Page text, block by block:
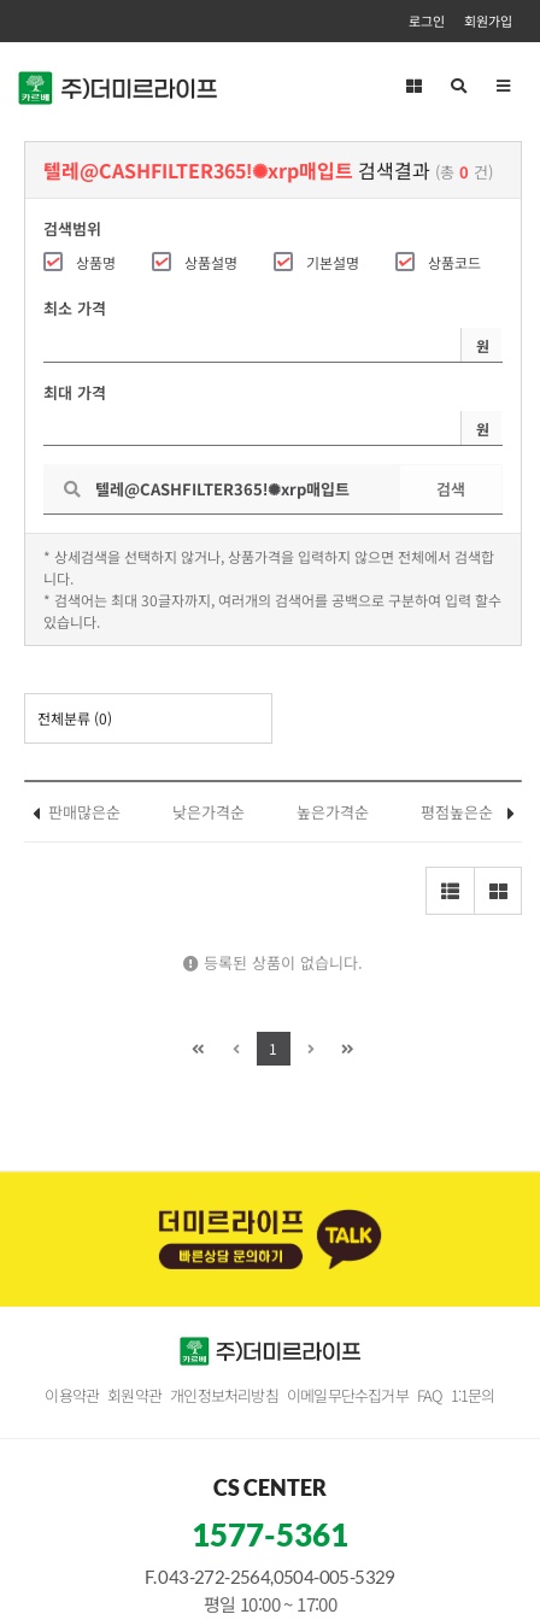
로그인 회원가입
텔레@CASHFILTER365ǃ✺xrp매입트 검색결과 (총 0 건)
검색범위
상품명 상품설명 기본설명 상품코드
최소 가격
원
최대 가격
원
검색
* 상세검색을 선택하지 않거나, 상품가격을 입력하지 않으면 전체에서 검색합
니다.
* 검색어는 최대 30글자까지, 여러개의 검색어를 공백으로 구분하여 입력 할수
있습니다.
전체분류 (0)
판매많은순 낮은가격순 높은가격순 평점높은순
등록된 상품이 없습니다.
1
이용약관 회원약관 개인정보처리방침 이메일무단수집거부 FAQ 1:1문의
CS CENTER
1577-5361
F. 043-272-2564,0504-005-5329
평일 10:00 ~ 17:00